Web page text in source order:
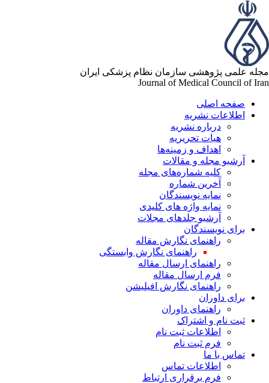
علمی پژوهشی سازمان نظام پزشکی ایران
Journal of Medical Council of
صفحه اصلی
اطلاعات نشریه
درباره نشریه
هیات تحریریه
اهداف و زمینه‌ها
آرشیو مجله و مقالات
کلیه شماره‌های مجله
آخرین شماره
نمایه نویسندگان
نمایه واژه های کلیدی
آرشیو جلدهای مجلات
برای نویسندگان
راهنمای نگارش مقاله
راهنمای نگارش وابستگی
راهنمای ارسال مقاله
فرم ارسال مقاله
راهنمای نگارش افیلیشن
برای داوران
راهنمای داوران
ثبت نام و اشتراک
اطلاعات ثبت نام
فرم ثبت نام
تماس با ما
اطلاعات تماس
فرم برقراری ارتباط